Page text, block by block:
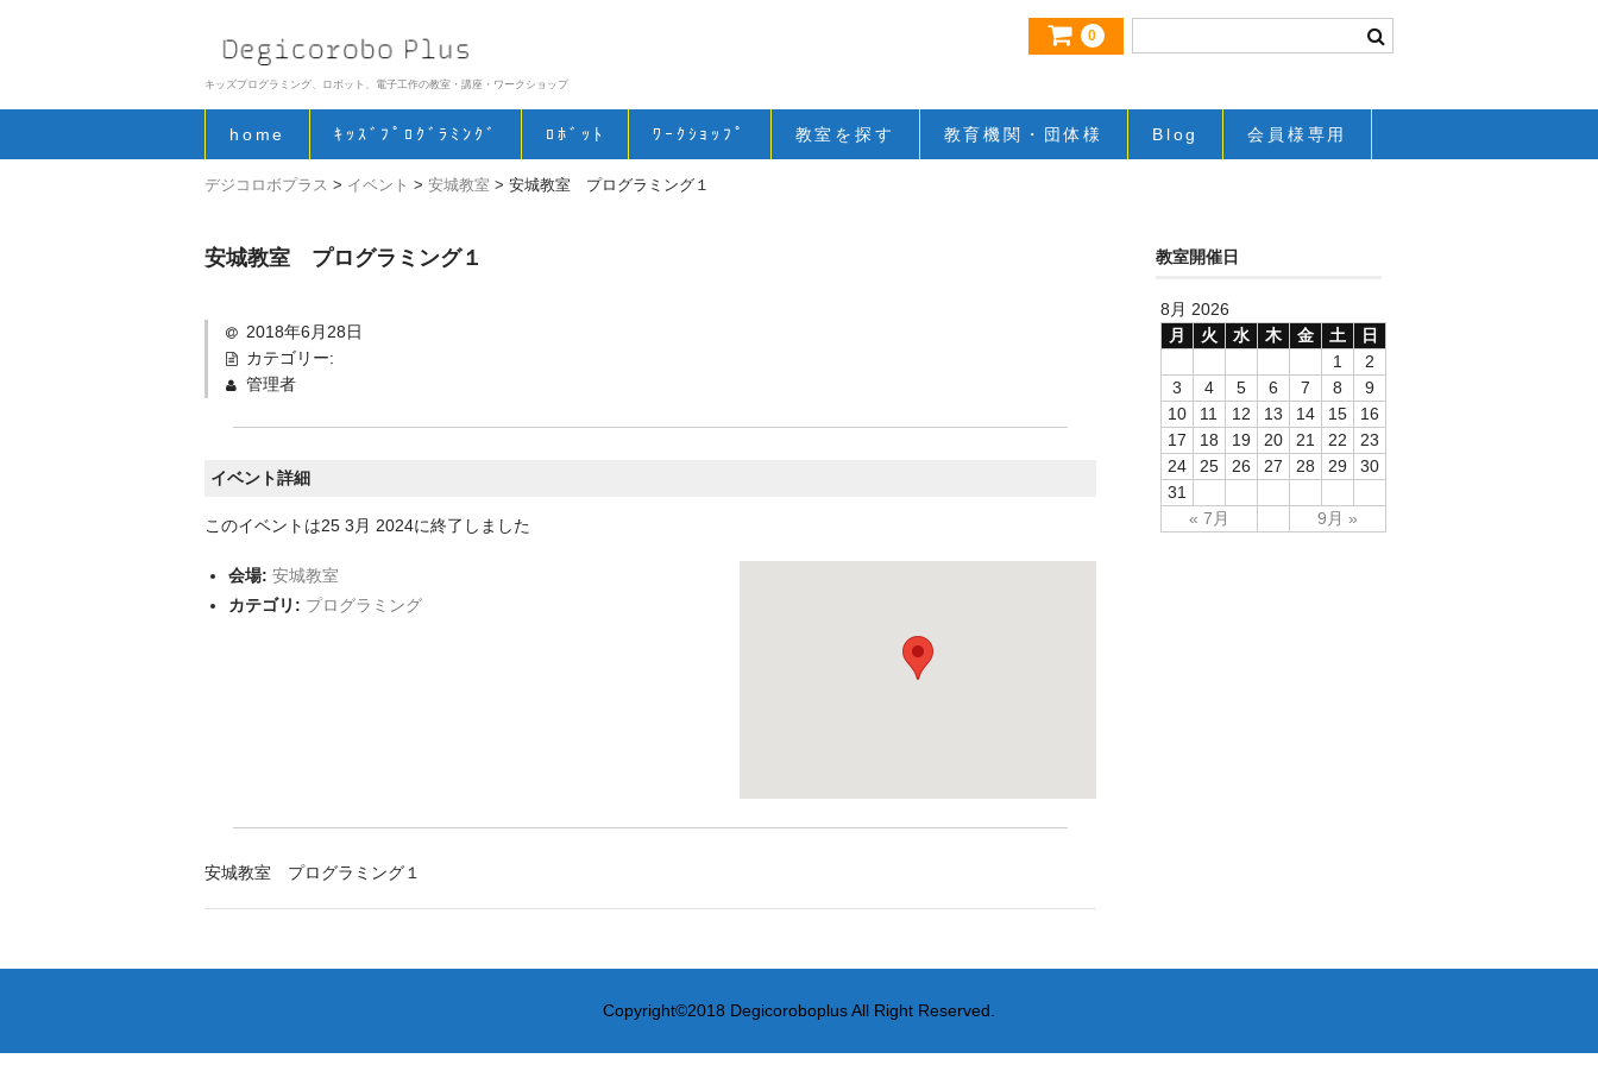
0
キッズプログラミング、ロボット、電子工作の教室・講座・ワークショップ
home ｷｯｽﾞﾌﾟﾛｸﾞﾗﾐﾝｸﾞ ﾛﾎﾞｯﾄ ﾜｰｸｼｮｯﾌﾟ 教室を探す 教育機関・団体様 Blog 会員様専用
デジコロボプラス > イベント > 安城教室 > 安城教室 プログラミング１
安城教室 プログラミング１
2018年6月28日
カテゴリー:
管理者
イベント詳細
このイベントは25 3月 2024に終了しました
会場: 安城教室
カテゴリ: プログラミング
安城教室 プログラミング１
教室開催日
8月 2026
月
火 水 木 金 土
日
1
2
3
4 5 6 7 8
9
10
11 12 13 14 15
16
17
18 19 20 21 22
23
24
25 26 27 28 29
30
31
« 7月
9月 »
Copyright©2018 Degicoroboplus All Right Reserved.